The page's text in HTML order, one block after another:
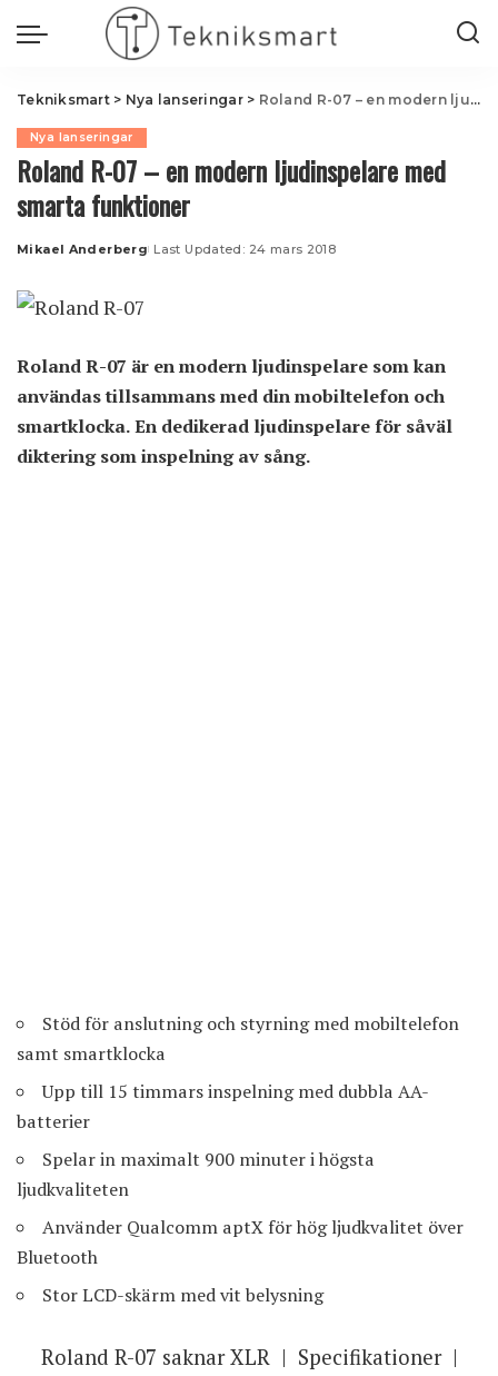
Tekniksmart> Nya lanseringar> Roland R-07 – en modern ljudinspelare med smarta funktioner
Nya lanseringar
Roland R-07 – en modern ljudinspelare med
smarta funktioner
Posted
Mikael Anderberg Last Updated: 24 mars 2018
Roland R-07 är en modern ljudinspelare som kan
användas tillsammans med din mobiltelefon och
smartklocka. En dedikerad ljudinspelare för såväl
diktering som inspelning av sång.
Stöd för anslutning och styrning med mobiltelefon
samt smartklocka
Upp till 15 timmars inspelning med dubbla AA-
batterier
Spelar in maximalt 900 minuter i högsta
ljudkvaliteten
Använder Qualcomm aptX för hög ljudkvalitet över
Bluetooth
Stor LCD-skärm med vit belysning
Roland R-07 saknar XLR | Specifikationer|